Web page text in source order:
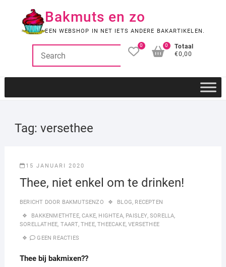
Bakmuts en zo
EEN WEBSHOP IN NET IETS ANDERE BAKARTIKELEN.
0
Totaal
€0,00
0
Tag: versethee
15 JANUARI 2020
Thee, niet enkel om te drinken!
BERICHT DOOR BAKMUTSENZO BLOG, RECEPTEN
BAKKENMETHTEE,CAKE, HIGHTEA, PAISLEY,SORELLA,
SORELLATHEE, TAART, THEE,THEECAKE,VERSETHEE
GEEN REACTIES
Thee bij bakmixen??